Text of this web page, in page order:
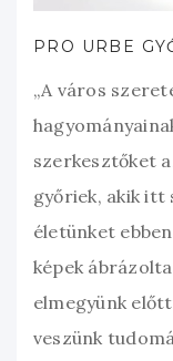
PRO URBE
„A város
szerkesztőket
győriek, akik itt
életünket
képek
elmegyünk
veszünk